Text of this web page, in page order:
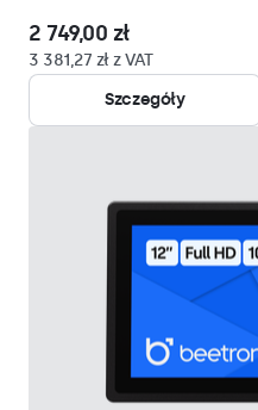
2 749,00 zł
3 381,27 zł z VAT
Szczegóły